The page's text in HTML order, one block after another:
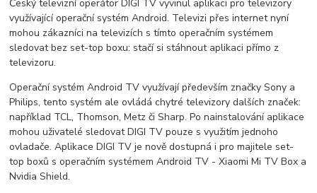
Český televizní operátor DIGI TV vyvinul aplikaci pro televizory
využívající operační systém Android. Televizi přes internet nyní
mohou zákazníci na televizích s tímto operačním systémem
sledovat bez set-top boxu: stačí si stáhnout aplikaci přímo z
televizoru.
Operační systém Android TV využívají především značky Sony a
Philips, tento systém ale ovládá chytré televizory dalších značek:
například TCL, Thomson, Metz či Sharp. Po nainstalování aplikace
mohou uživatelé sledovat DIGI TV pouze s využitím jednoho
ovladače. Aplikace DIGI TV je nově dostupná i pro majitele set-
top boxů s operačním systémem Android TV - Xiaomi Mi TV Box a
Nvidia Shield.